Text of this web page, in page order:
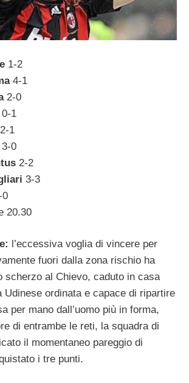
1-2
4-1
2-0
1
1
3-0
2-2
3-3
0
20.30
l’eccessiva voglia di vincere per
fuori dalla zona rischio ha
scherzo al Chievo, caduto in casa
Udinese ordinata e capace di ripartire
per mano dall’uomo più in forma,
di entrambe le reti, la squadra di
il momentaneo pareggio di
i tre punti.